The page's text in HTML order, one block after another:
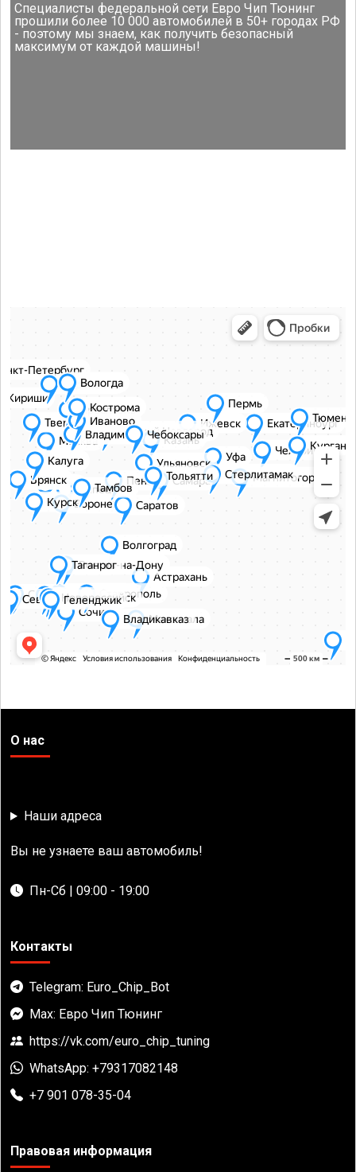
Специалисты федеральной сети Евро Чип Тюнинг
прошили более 10 000 автомобилей в 50+ городах РФ
- поэтому мы знаем, как получить безопасный
максимум от каждой машины!
О нас
Наши адреса
Вы не узнаете ваш автомобиль!
Пн-Сб | 09:00 - 19:00
Контакты
Telegram: Euro_Chip_Bot
Max: Евро Чип Тюнинг
https://vk.com/euro_chip_tuning
WhatsApp: +79317082148
+7 901 078-35-04
Правовая информация